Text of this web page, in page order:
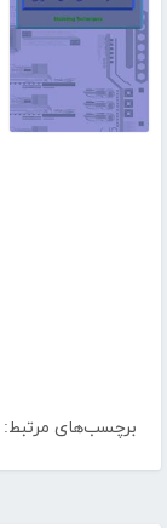
برچسب‌های مرتبط: